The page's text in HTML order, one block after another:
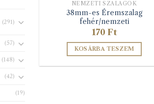
(291)
(57)
(148)
(42)
(19)
NEMZETI SZALAGOK
38mm-es Éremszalag
fehér/nemzeti
170 Ft
KOSÁRBA TESZEM